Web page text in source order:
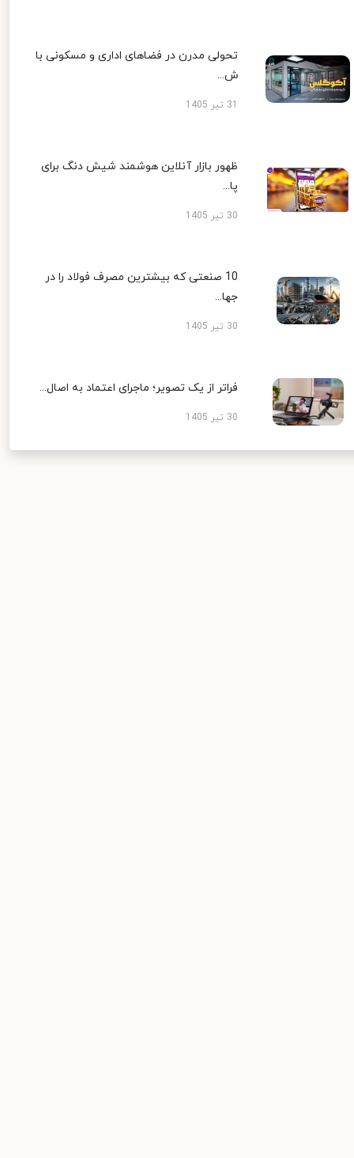
تحولی مدرن در فضاهای اداری و مسکونی با
ش...
ظهور بازار آنلاین هوشمند شیش دنگ برای
پا...
30 تیر 1405
10 صنعتی که بیشترین مصرف فولاد را در
جها...
30 تیر 1405
فراتر از یک تصویر؛ ماجرای اعتماد به اصال...
30 تیر 1405